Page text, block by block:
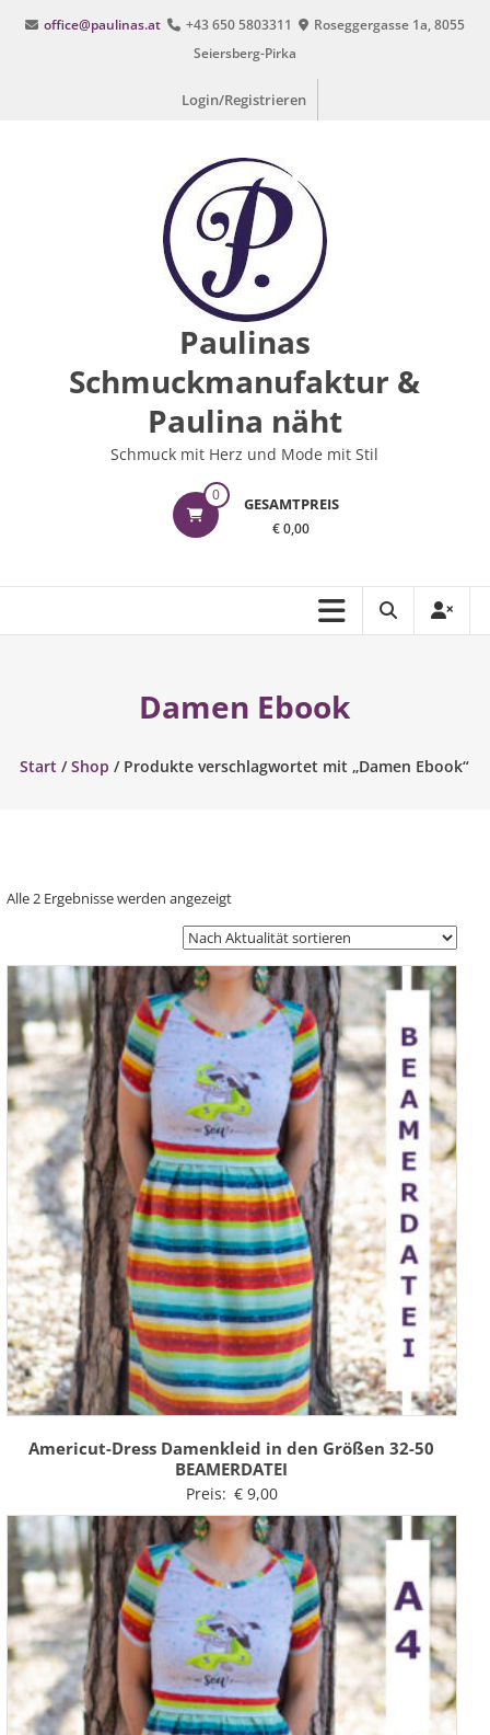
Inhalt
office@paulinas.at +43 650 5803311
Roseggergasse 1a, 8055
Seiersberg-Pirka
Login/Registrieren
Paulinas
Schmuckmanufaktur &
Paulina näht
Schmuck mit Herz und Mode mit Stil
0 GESAMTPREIS
€ 0,00
Damen Ebook
Start /Shop / Produkte verschlagwortet mit „Damen Ebook“
Alle 2 Ergebnisse werden angezeigtNach
Aktualität
sortiert
Americut-Dress Damenkleid in den Größen 32-50
BEAMERDATEI
Preis: €9,00